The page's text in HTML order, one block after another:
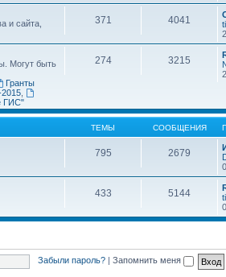
и сайта,
371 4041
Могут быть
Гранты
,
ГИС"
274 3215
ТЕМЫ СООБЩЕНИЯ
795 2679
433 5144
Забыли пароль? Запомнить меня